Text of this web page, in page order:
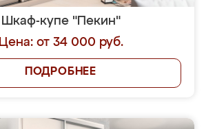
Шкаф-купе "Пекин"
Цена: от 34 000 руб.
ПОДРОБНЕЕ